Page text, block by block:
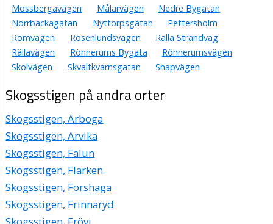
Mossbergavägen
Målarvägen
Nedre Bygatan
Norrbackagatan
Nyttorpsgatan
Pettersholm
Romvägen
Rosenlundsvägen
Rälla Strandväg
Rällavägen
Rönnerums Bygata
Rönnerumsvägen
Skolvägen
Skvaltkvarnsgatan Snapvägen
Skogsstigen på andra orter
Skogsstigen, Arboga
Skogsstigen, Arvika
Skogsstigen, Falun
Skogsstigen, Flarken
Skogsstigen, Forshaga
Skogsstigen, Frinnaryd
Skogsstigen, Frövi